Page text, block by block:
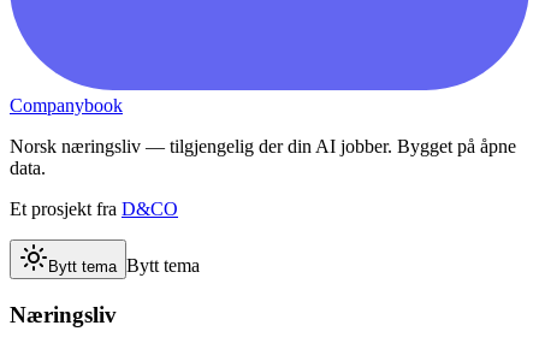
Companybook
Norsk næringsliv — tilgjengelig der din AI jobber. Bygget på åpne
data.
Et prosjekt fra D&CO
Bytt tema Bytt tema
Næringsliv